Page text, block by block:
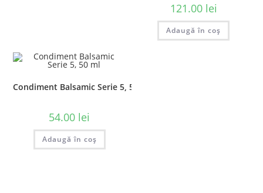
121.00 lei
Adaugă în coș
Condiment Balsamic Serie 5, 50 ml
54.00 lei
Adaugă în coș